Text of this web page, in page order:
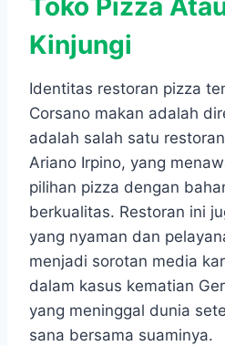
Toko Pizza
Kinjungi
Identitas restoran pizza
Corsano makan adalah
adalah salah satu
Ariano Irpino, yang
pilihan pizza dengan
berkualitas. Restoran ini
yang nyaman dan
menjadi sorotan media
dalam kasus kematian
yang meninggal dunia
sana bersama suaminya.